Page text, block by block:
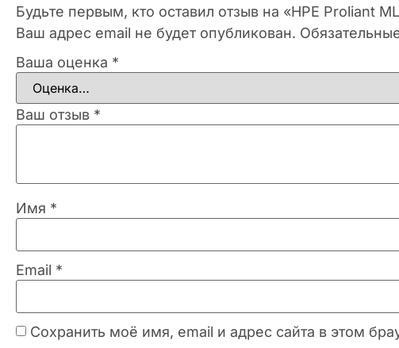
Будьте первым, кто оставил отзыв на «HPE Proliant
Ваш адрес email не будет опубликован.
Ваша оценка *
Ваш отзыв *
Имя *
Email *
Сохранить моё имя, email и адрес сайта в этом